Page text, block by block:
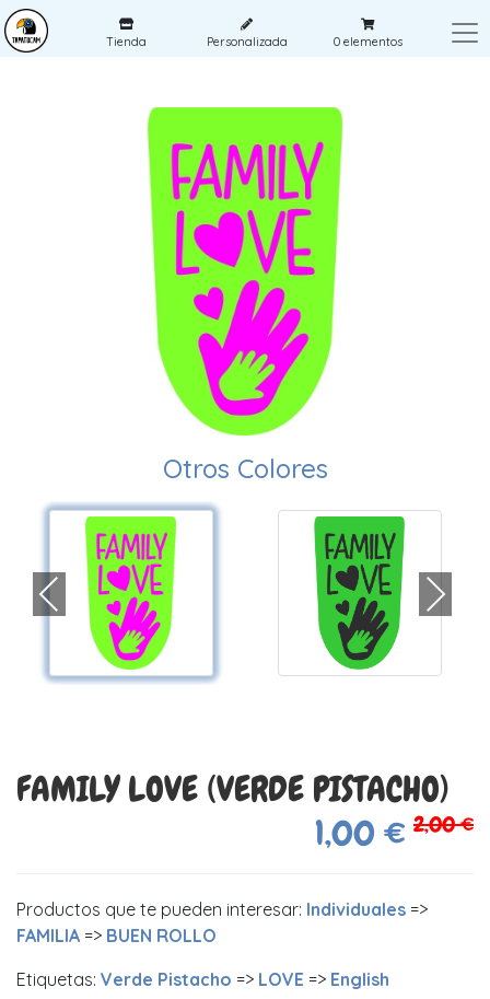
Tienda Personalizada 0elementos
Otros Colores
FAMILY LOVE (VERDE PISTACHO)
1,00 € 2,00 €
Productos que te pueden interesar: Individuales =>
FAMILIA => BUEN ROLLO
Etiquetas: Verde Pistacho => LOVE => English